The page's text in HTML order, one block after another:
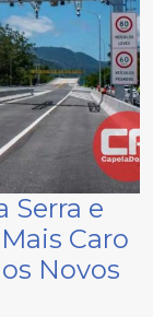
Serra e
Caro
Novos